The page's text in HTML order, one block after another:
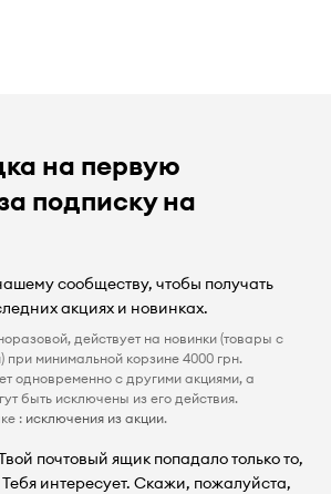
на первую
подписку на
сообществу, чтобы получать
акциях и новинках.
действует на новинки (товары с
минимальной корзине 4000 грн.
одновременно с другими акциями, а
быть исключены из его действия.
: исключения из акции.
почтовый ящик попадало только то,
Тебя интересует. Скажи, пожалуйста,